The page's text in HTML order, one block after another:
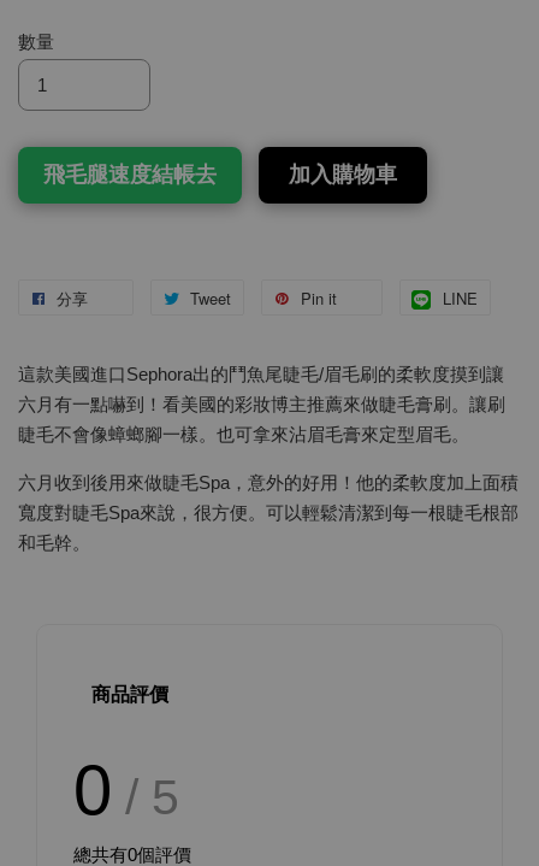
數量
飛毛腿速度結帳去 加入購物車
分享 Tweet Pin it LINE
這款美國進口Sephora出的鬥魚尾睫毛/眉毛刷的柔軟度摸到讓
六月有一點嚇到！看美國的彩妝博主推薦來做睫毛膏刷。讓刷
睫毛不會像蟑螂腳一樣。也可拿來沾眉毛膏來定型眉毛。
六月收到後用來做睫毛Spa，意外的好用！他的柔軟度加上面積
寬度對睫毛Spa來說，很方便。可以輕鬆清潔到每一根睫毛根部
和毛幹。
商品評價
0 / 5
總共有0個評價